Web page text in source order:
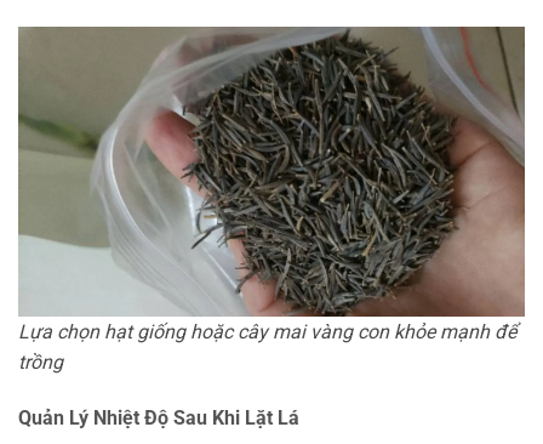
Lựa chọn hạt giống hoặc cây mai vàng con khỏe mạnh để
trồng
Quản Lý Nhiệt Độ Sau Khi Lặt Lá